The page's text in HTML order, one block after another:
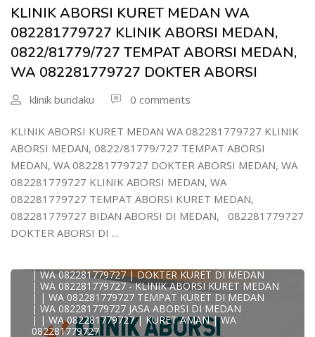
KLINIK ABORSI KURET MEDAN WA
082281779727 KLINIK ABORSI MEDAN,
0822/81779/727 TEMPAT ABORSI MEDAN,
WA 082281779727 DOKTER ABORSI
klinik bundaku 0 comments
KLINIK ABORSI KURET MEDAN WA 082281779727 KLINIK
ABORSI MEDAN, 0822/81779/727 TEMPAT ABORSI
MEDAN, WA 082281779727 DOKTER ABORSI MEDAN, WA
082281779727 KLINIK ABORSI MEDAN, WA
082281779727 TEMPAT ABORSI KURET MEDAN,
082281779727 BIDAN ABORSI DI MEDAN, 082281779727
DOKTER ABORSI DI ...
| WA 082/281779/727 KLINIK ABORSI KURET DI MEDAN
| WA 082281779727 DOKTER KURET DI MEDAN
WA 082281779727 DOKTER ABORSI DI MEDAN
| WA 08228*1779*727 TEMPAT KURET DI MEDAN
| WA )082281779727) JASA ABORSI DI MEDAN
| WA 0822#8177#9727 TEMPAT ABORSI MEDAN
| ABORSI AMAN DI MEDAN
| WA 082281779727 TEMPAT KURET MEDAN
0822817797
| WA 082281779727BIDAN PRAKTEK MEDAN
JUAL OBAT ABORSI DI MEDAN
| TEMPAT ABORSI DI MEDAN
| HTTPS://WA.ME/6282281779727 WA 082-281-779-727 K
| WA 082281779727 KLINIK ABORSI KURET DI MEDAN
| WA 082281779727 TEMPAT ABORSI DI MEDAN
| WA 082281779727 BIDAN ABORSI DI MEDAN
| WA 082281779727 TEMPAT ABORSI MEDAN
| 0822-8177-9727 DOKTER ABORSI DI MEDAN
| WA 082281779727 TEMPAT ABORSI KURET DI MEDAN
| WA 082281779727 | DOKTER KURET DI MEDAN
| WA 082281779727 - KLINIK ABORSI KURET MEDAN
| | WA 082281779727 TEMPAT KURET DI MEDAN
| WA 082281779727 JASA ABORSI DI MEDAN
| | WA 082281779727 | KURET AMAN | WA
082281779727
KLINIK ABORSI KURET MEDAN WA 082281779727 KLINIK